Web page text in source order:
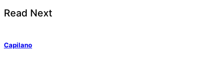
Read Next
Capilano